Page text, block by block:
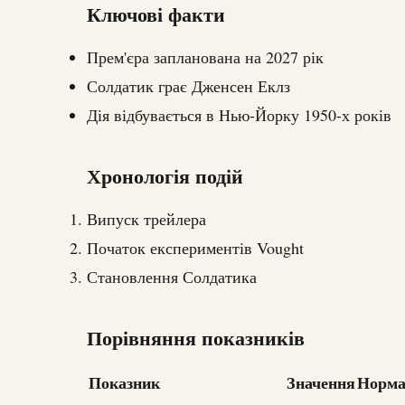
Ключові факти
Прем'єра запланована на 2027 рік
Солдатик грає Дженсен Еклз
Дія відбувається в Нью-Йорку 1950-х років
Хронологія подій
Випуск трейлера
Початок експериментів Vought
Становлення Солдатика
Порівняння показників
Показник ЗначенняНорма